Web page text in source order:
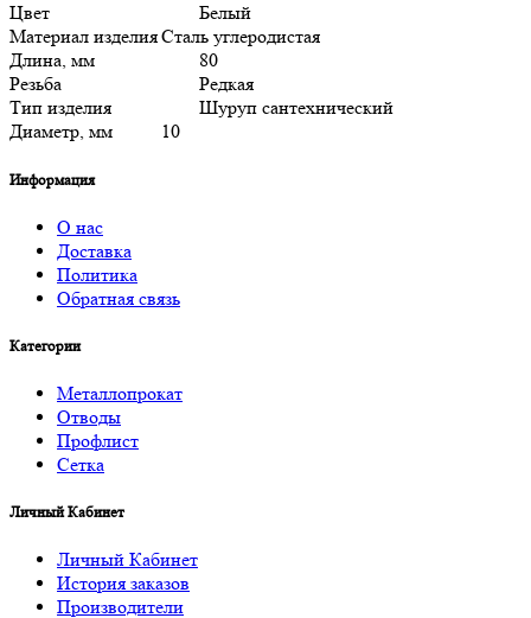
Цвет
Белый
Материал изделияСталь углеродистая
Длина, мм
80
Резьба
Редкая
Тип изделия
Шуруп сантехнический
Диаметр, мм
10
Информация
О нас
Доставка
Политика
Обратная связь
Категории
Металлопрокат
Отводы
Профлист
Сетка
Личный Кабинет
Личный Кабинет
История заказов
Производители